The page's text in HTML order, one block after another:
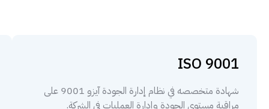
ISO 9001
شهادة متخصصه في نظام إدارة الجودة آيزو 9001 على
مراقبة مستوى الجودة وإدارة العمليات في الشركة.